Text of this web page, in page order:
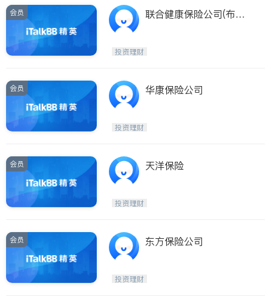
会员
联合健康保险公司(布碌
投资理财
会员 华康保险公司
投资理财
会员 天洋保险
投资理财
会员 东方保险公司
投资理财